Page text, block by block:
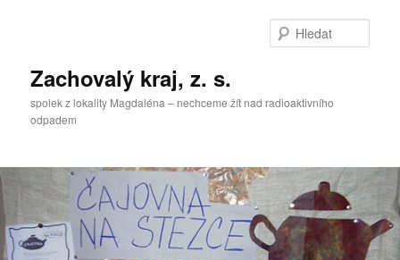
Zachovalý kraj, z. s.
spolek z lokality Magdaléna – nechceme žít nad radioaktivního
odpadem